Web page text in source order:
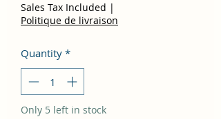
Sales Tax Included |
Politique de livraison
Quantity *
Only 5 left in stock